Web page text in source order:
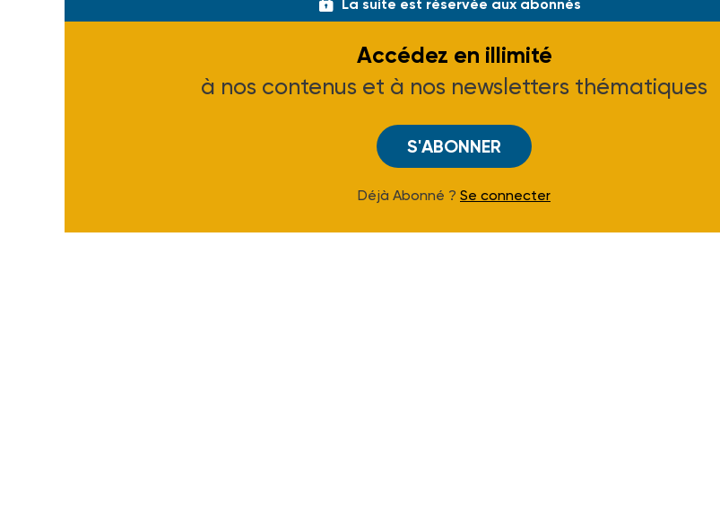
La suite est réservée aux abonnés
Accédez en illimité
à nos contenus et à nos newsletters thématiques
S'ABONNER
Déjà Abonné ? Se connecter